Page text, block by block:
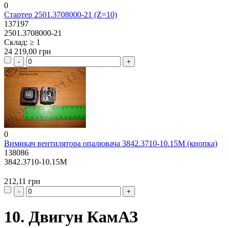
0
Стартер 2501.3708000-21 (Z=10)
137197
2501.3708000-21
Склад: ≥ 1
24 219,00 грн
0
Вимикач вентилятора опалювача 3842.3710-10.15М (кнопка)
138086
3842.3710-10.15М
212,11 грн
10. Двигун КамАЗ